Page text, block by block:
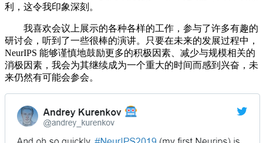
利，这令我印象深刻。
我喜欢会议上展示的各种各样的工作，参与了许多有趣的
研讨会，听到了一些很棒的演讲。只要在未来的发展过程中，
NeurIPS 能够谨慎地鼓励更多的积极因素、减少与规模相关的
消极因素，我会为其继续成为一个重大的时间而感到兴奋，未
来仍然有可能会参会。